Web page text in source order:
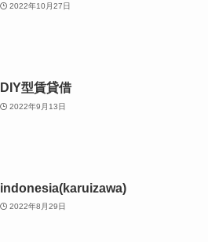
2022年10月27日
DIY型賃貸借
2022年9月13日
indonesia(karuizawa)
2022年8月29日